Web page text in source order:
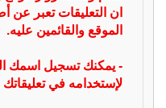
ان التعليقات تعبر عن
الموقع والقائمين عليه.
- يمكنك تسجيل اسمك
لإستخدامه في